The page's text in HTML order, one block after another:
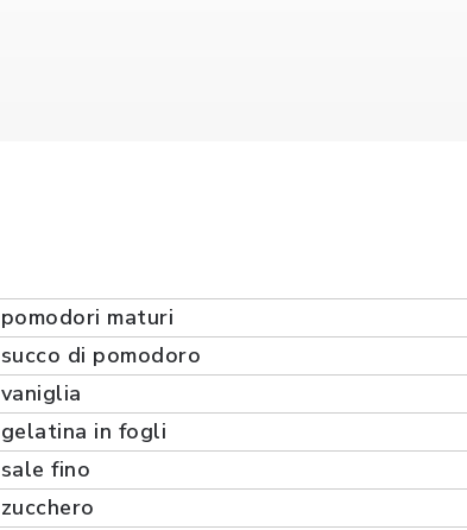
pomodori maturi
succo di pomodoro
vaniglia
gelatina in fogli
sale fino
zucchero